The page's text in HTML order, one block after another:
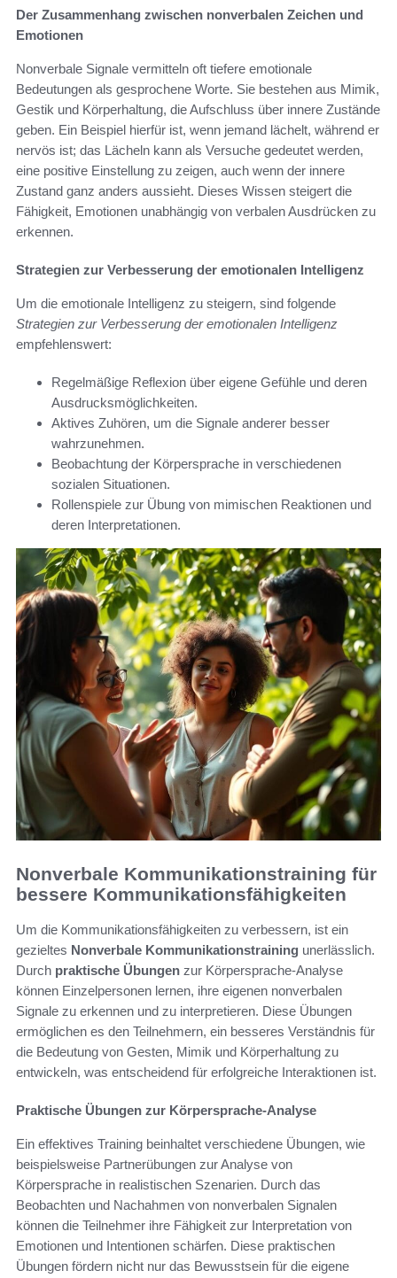
Der Zusammenhang zwischen nonverbalen Zeichen und
Emotionen
Nonverbale Signale vermitteln oft tiefere emotionale
Bedeutungen als gesprochene Worte. Sie bestehen aus Mimik,
Gestik und Körperhaltung, die Aufschluss über innere Zustände
geben. Ein Beispiel hierfür ist, wenn jemand lächelt, während er
nervös ist; das Lächeln kann als Versuche gedeutet werden,
eine positive Einstellung zu zeigen, auch wenn der innere
Zustand ganz anders aussieht. Dieses Wissen steigert die
Fähigkeit, Emotionen unabhängig von verbalen Ausdrücken zu
erkennen.
Strategien zur Verbesserung der emotionalen Intelligenz
Um die emotionale Intelligenz zu steigern, sind folgende
Strategien zur Verbesserung der emotionalen Intelligenz
empfehlenswert:
Regelmäßige Reflexion über eigene Gefühle und deren
Ausdrucksmöglichkeiten.
Aktives Zuhören, um die Signale anderer besser
wahrzunehmen.
Beobachtung der Körpersprache in verschiedenen
sozialen Situationen.
Rollenspiele zur Übung von mimischen Reaktionen und
deren Interpretationen.
Nonverbale Kommunikationstraining für
bessere Kommunikationsfähigkeiten
Um die Kommunikationsfähigkeiten zu verbessern, ist ein
gezieltes Nonverbale Kommunikationstraining unerlässlich.
Durch praktische Übungen zur Körpersprache-Analyse
können Einzelpersonen lernen, ihre eigenen nonverbalen
Signale zu erkennen und zu interpretieren. Diese Übungen
ermöglichen es den Teilnehmern, ein besseres Verständnis für
die Bedeutung von Gesten, Mimik und Körperhaltung zu
entwickeln, was entscheidend für erfolgreiche Interaktionen ist.
Praktische Übungen zur Körpersprache-Analyse
Ein effektives Training beinhaltet verschiedene Übungen, wie
beispielsweise Partnerübungen zur Analyse von
Körpersprache in realistischen Szenarien. Durch das
Beobachten und Nachahmen von nonverbalen Signalen
können die Teilnehmer ihre Fähigkeit zur Interpretation von
Emotionen und Intentionen schärfen. Diese praktischen
Übungen fördern nicht nur das Bewusstsein für die eigene